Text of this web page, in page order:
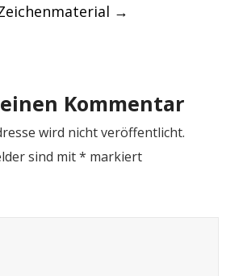
→
Kommentar
wird nicht veröffentlicht.
sind mit* markiert